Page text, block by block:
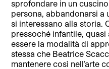
sprofondare in un
persona, abbandonarsi a
si interessano alla storia.
pressoché infantile,
essere la modalità di
stessa che Beatrice
mantenere così nell’arte